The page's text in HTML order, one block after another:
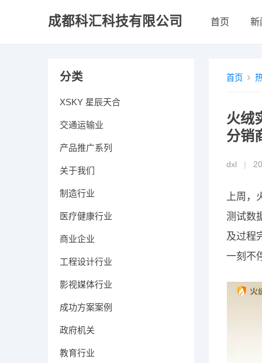
成都科汇科技有限公司 首页 新
首页
火绒
分销
dxl
上周，
测试数
及过程
一刻不
分类
XSKY 星辰天合
交通运输业
产品推广系列
关于我们
制造行业
医疗健康行业
商业企业
工程设计行业
影视媒体行业
成功方案案例
政府机关
教育行业